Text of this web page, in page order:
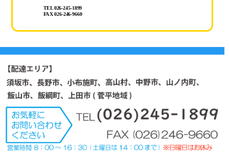
TEL 026-245-1899
FAX 026-246-9660